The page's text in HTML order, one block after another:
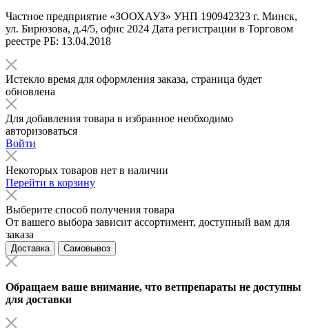
Частное предприятие «ЗООХАУЗ» УНП 190942323 г. Минск,
ул. Бирюзова, д.4/5, офис 2024 Дата регистрации в Торговом
реестре РБ: 13.04.2018
Истекло время для оформления заказа, страница будет
обновлена
Для добавления товара в избранное необходимо
авторизоваться
Войти
Некоторых товаров нет в наличии
Перейти в корзину
Выберите способ получения товара
От вашего выбора зависит ассортимент, доступный вам для
заказа
Доставка Самовывоз
Обращаем ваше внимание, что ветпрепараты не доступны
для доставки